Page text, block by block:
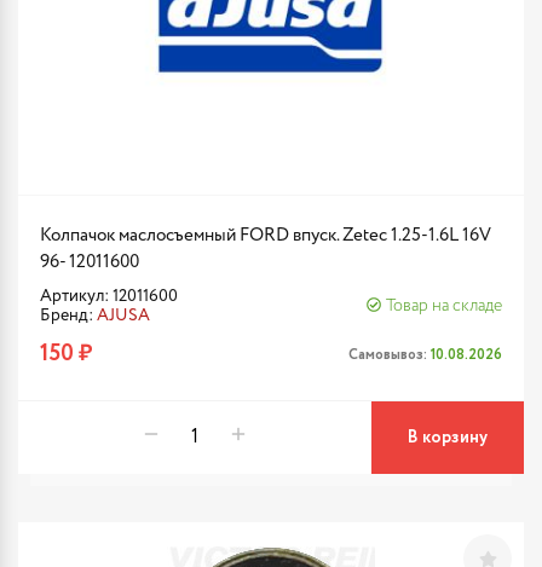
Колпачок маслосъемный FORD впуск. Zetec 1.25-1.6L 16V
96- 12011600
Артикул: 12011600
Бренд: AJUSA
Товар на складе
150 ₽ Самовывоз: 10.08.2026
В корзину